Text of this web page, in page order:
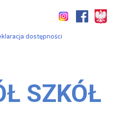
dostępności
SZKÓŁ